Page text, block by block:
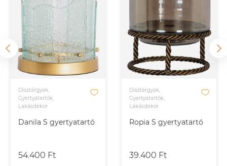
Danila S gyertyatartó
Dísztárgyak,
Gyertyatartók,
Lakásdekor
54.400 Ft
Ropia S gyertyatartó
Dísztárgyak,
Gyertyatartók,
Lakásdekor
39.400 Ft